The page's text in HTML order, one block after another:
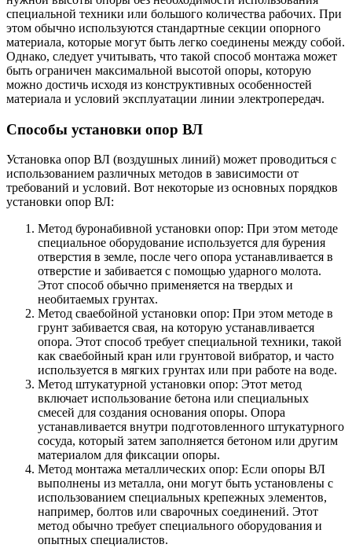
специальной техники или большого количества рабочих. При
этом обычно используются стандартные секции опорного
материала, которые могут быть легко соединены между собой.
Однако, следует учитывать, что такой способ монтажа может
быть ограничен максимальной высотой опоры, которую
можно достичь исходя из конструктивных особенностей
материала и условий эксплуатации линии электропередач.
Способы установки опор ВЛ
Установка опор ВЛ (воздушных линий) может проводиться с
использованием различных методов в зависимости от
требований и условий. Вот некоторые из основных порядков
установки опор ВЛ:
Метод буронабивной установки опор: При этом методе
специальное оборудование используется для бурения
отверстия в земле, после чего опора устанавливается в
отверстие и забивается с помощью ударного молота.
Этот способ обычно применяется на твердых и
необитаемых грунтах.
Метод сваебойной установки опор: При этом методе в
грунт забивается свая, на которую устанавливается
опора. Этот способ требует специальной техники, такой
как сваебойный кран или грунтовой вибратор, и часто
используется в мягких грунтах или при работе на воде.
Метод штукатурной установки опор: Этот метод
включает использование бетона или специальных
смесей для создания основания опоры. Опора
устанавливается внутри подготовленного штукатурного
сосуда, который затем заполняется бетоном или другим
материалом для фиксации опоры.
Метод монтажа металлических опор: Если опоры ВЛ
выполнены из металла, они могут быть установлены с
использованием специальных крепежных элементов,
например, болтов или сварочных соединений. Этот
метод обычно требует специального оборудования и
опытных специалистов.